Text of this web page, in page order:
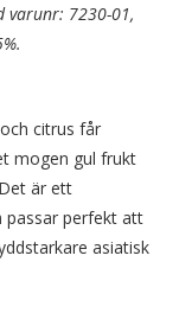
varunr: 7230-01,
citrus får
mogen gul frukt
är ett
passar perfekt att
asiatisk